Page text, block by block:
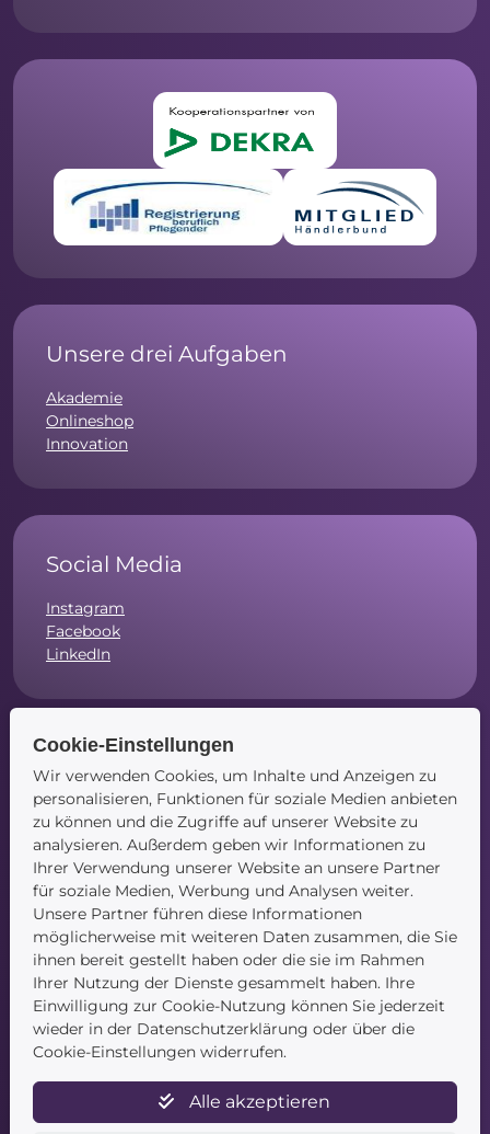
Unsere drei Aufgaben
Akademie
Onlineshop
Innovation
Social Media
Instagram
Facebook
LinkedIn
Navigation
Startseite
Blog
Kontakt
Service
Newsletter
Cookie-Einstellungen
Wir verwenden Cookies, um Inhalte und Anzeigen zu
personalisieren, Funktionen für soziale Medien anbieten
zu können und die Zugriffe auf unserer Website zu
analysieren. Außerdem geben wir Informationen zu
Ihrer Verwendung unserer Website an unsere Partner
für soziale Medien, Werbung und Analysen weiter.
Unsere Partner führen diese Informationen
möglicherweise mit weiteren Daten zusammen, die Sie
ihnen bereit gestellt haben oder die sie im Rahmen
Ihrer Nutzung der Dienste gesammelt haben. Ihre
Einwilligung zur Cookie-Nutzung können Sie jederzeit
wieder in der Datenschutzerklärung oder über die
Cookie-Einstellungen widerrufen.
Alle akzeptieren